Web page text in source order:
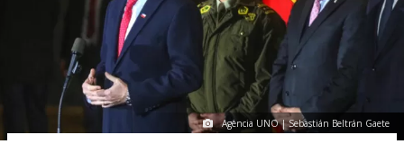
Agencia UNO | Sebastián Beltrán Gaete